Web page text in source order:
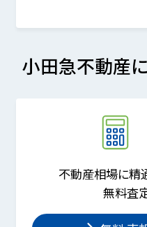
小田急不動産に
不動産相場に精
無料査